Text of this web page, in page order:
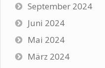
September 2024
Juni 2024
Mai 2024
März 2024